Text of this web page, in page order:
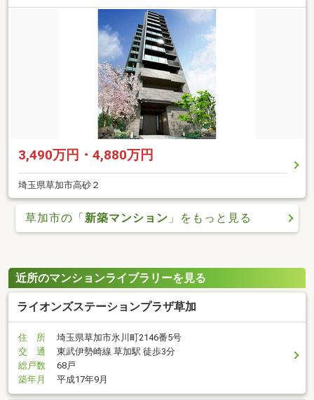
3,490万円・4,880万円
埼玉県草加市高砂２
草加市の「新築マンション 」をもっと見る
近所のマンションライブラリーを見る
ライオンズステーションプラザ草加
住 所
埼玉県草加市氷川町2146番5号
交 通
東武伊勢崎線 草加駅 徒歩3分
総戸数
68戸
築年月
平成17年9月